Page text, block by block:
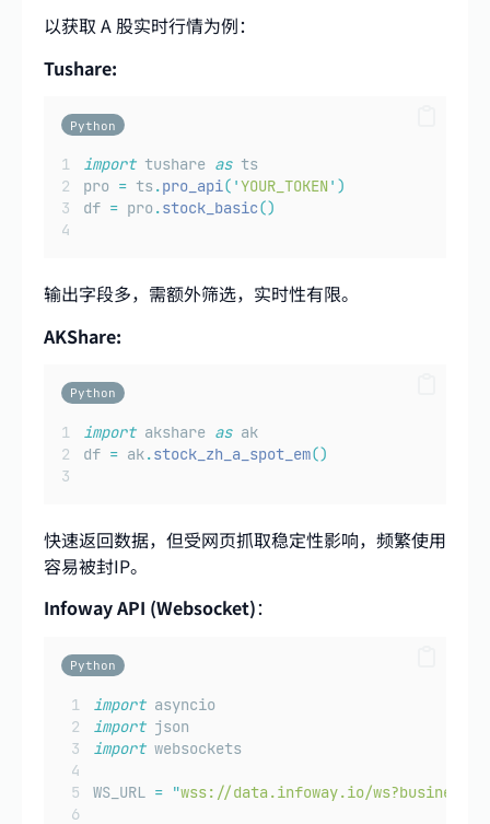
以获取 A 股实时行情为例：
Tushare:
Python
import tushare as ts
pro = ts.pro_api( 'YOUR_TOKEN' )
df = pro .stock_basic()
输出字段多，需额外筛选，实时性有限。
AKShare:
Python
import akshare as ak
df = ak.stock_zh_a_spot_em()
快速返回数据，但受网页抓取稳定性影响，频繁使用
容易被封IP。
Infoway API (Websocket)：
Python
import asyncio
import json
import websockets
WS_URL = "wss://data.infoway.io/